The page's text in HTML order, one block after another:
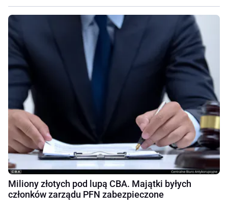
Miliony złotych pod lupą CBA. Majątki byłych
członków zarządu PFN zabezpieczone